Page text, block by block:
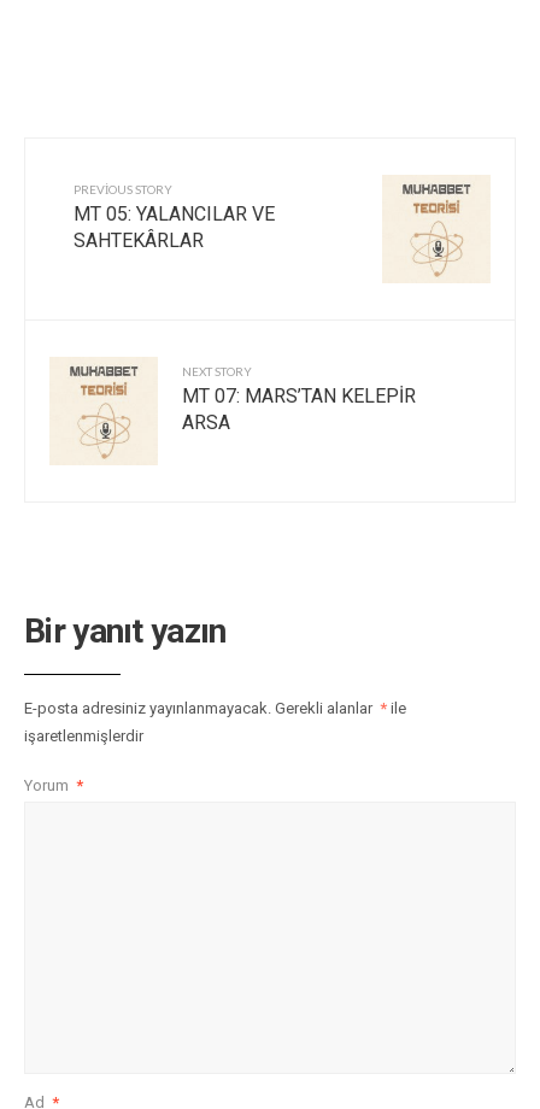
PREVIOUS STORY
MT 05: YALANCILAR VE
SAHTEKÂRLAR
NEXT STORY
MT 07: MARS’TAN KELEPİR
ARSA
Bir yanıt yazın
E-posta adresiniz yayınlanmayacak. Gerekli alanlar * ile
işaretlenmişlerdir
Yorum *
Ad *